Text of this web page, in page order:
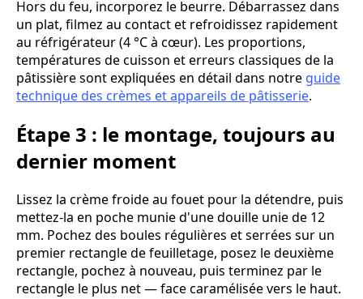
Hors du feu, incorporez le beurre. Débarrassez dans
un plat, filmez au contact et refroidissez rapidement
au réfrigérateur (4 °C à cœur). Les proportions,
températures de cuisson et erreurs classiques de la
pâtissière sont expliquées en détail dans notre guide
technique des crèmes et appareils de pâtisserie.
Étape 3 : le montage, toujours au
dernier moment
Lissez la crème froide au fouet pour la détendre, puis
mettez-la en poche munie d'une douille unie de 12
mm. Pochez des boules régulières et serrées sur un
premier rectangle de feuilletage, posez le deuxième
rectangle, pochez à nouveau, puis terminez par le
rectangle le plus net — face caramélisée vers le haut.